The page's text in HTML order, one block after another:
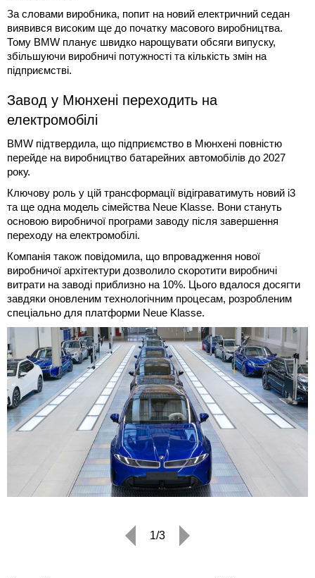
За словами виробника, попит на новий електричний седан
виявився високим ще до початку масового виробництва.
Тому BMW планує швидко нарощувати обсяги випуску,
збільшуючи виробничі потужності та кількість змін на
підприємстві.
Завод у Мюнхені переходить на
електромобілі
BMW підтвердила, що підприємство в Мюнхені повністю
перейде на виробництво батарейних автомобілів до 2027
року.
Ключову роль у цій трансформації відіграватимуть новий i3
та ще одна модель сімейства Neue Klasse. Вони стануть
основою виробничої програми заводу після завершення
переходу на електромобілі.
Компанія також повідомила, що впровадження нової
виробничої архітектури дозволило скоротити виробничі
витрати на заводі приблизно на 10%. Цього вдалося досягти
завдяки оновленим технологічним процесам, розробленим
спеціально для платформи Neue Klasse.
1/3